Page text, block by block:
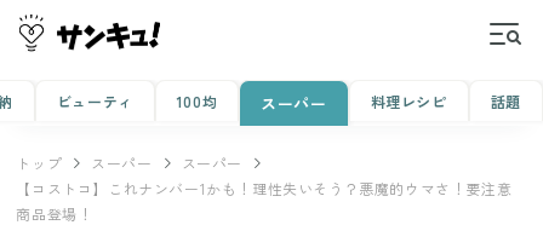
ビューティ 100均 スーパー 料理レシピ 話題
トップ スーパー
スーパー
【コストコ】これナンバー1かも！理性失いそう？悪魔的ウマさ！要注意
商品登場！